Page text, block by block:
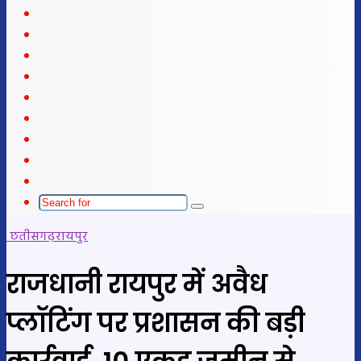
skin
Search
छतीसगढ़रायपुर
राजधानी रायपुर में अवैध
प्लॉटिंग पर प्रशासन की बड़ी